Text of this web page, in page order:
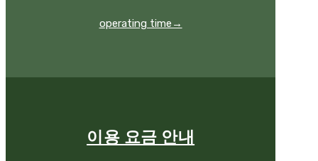
operating time→
이용 요금 안내